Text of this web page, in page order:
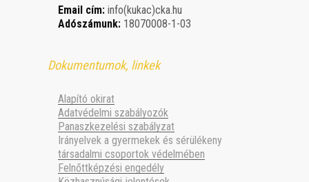
Email cím: info(kukac)cka.hu
Adószámunk: 18070008-1-03
Dokumentumok, linkek
Alapító okirat
Adatvédelmi szabályozók
Panaszkezelési szabályzat
Irányelvek a gyermekek és sérülékeny
társadalmi csoportok védelmében
Felnőttképzési engedély